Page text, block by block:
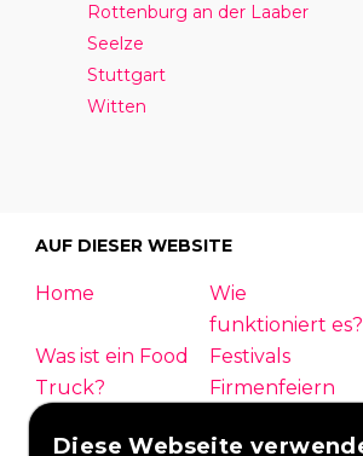
Rottenburg an der Laaber
Seelze
Stuttgart
Witten
AUF DIESER WEBSITE
Home
Wie
funktioniert es?
Was ist ein Food
Truck?
Festivals
Firmenfeiern
Hochzeit
Einloggen
Übersicht
Diese Webseite